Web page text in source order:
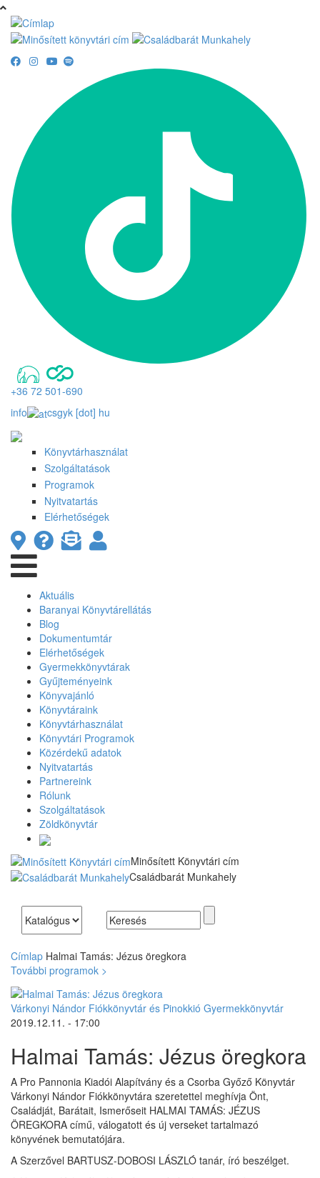
Ugrás a tartalomra
+36 72 501-690
info
csgyk [dot] hu
Könyvtárhasználat
Szolgáltatások
Programok
Nyitvatartás
Elérhetőségek
Aktuális
Baranyai Könyvtárellátás
Blog
Dokumentumtár
Elérhetőségek
Gyermekkönyvtárak
Gyűjteményeink
Könyvajánló
Könyvtáraink
Könyvtárhasználat
Könyvtári Programok
Közérdekű adatok
Nyitvatartás
Partnereink
Rólunk
Szolgáltatások
Zöldkönyvtár
Minősített Könyvtári cím
Családbarát Munkahely
Option:
Keresés űrlap
Címlap Halmai Tamás: Jézus öregkora
További programok >
Várkonyi Nándor Fiókkönyvtár és Pinokkió Gyermekkönyvtár
2019.12.11. - 17:00
Halmai Tamás: Jézus öregkora
A Pro Pannonia Kiadói Alapítvány és a Csorba Győző Könyvtár
Várkonyi Nándor Fiókkönyvtára szeretettel meghívja Önt,
Családját, Barátait, Ismerőseit HALMAI TAMÁS: JÉZUS
ÖREGKORA című, válogatott és új verseket tartalmazó
könyvének bemutatójára.
A Szerzővel BARTUSZ-DOBOSI LÁSZLÓ tanár, író beszélget.